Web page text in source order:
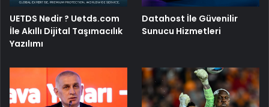
UETDS Nedir ? Uetds.com
İle Akıllı Dijital Taşımacılık
Yazılımı
Datahost İle Güvenilir
Sunucu Hizmetleri